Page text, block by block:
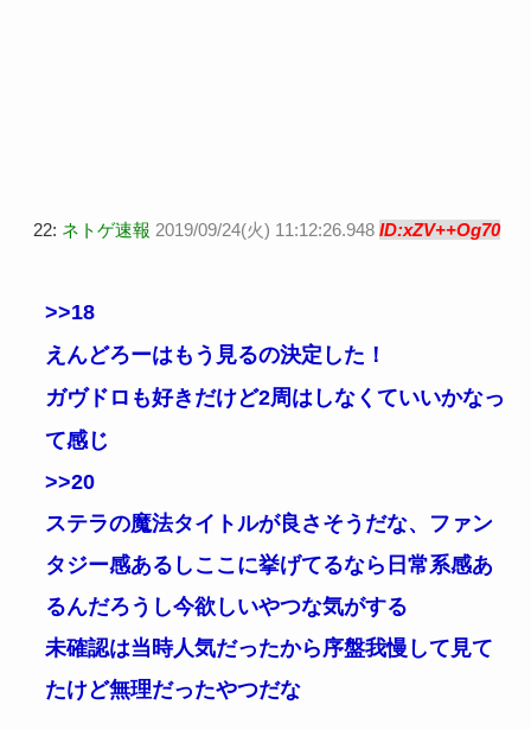
22: ネトゲ速報 2019/09/24(火) 11:12:26.948 ID:xZV++Og70
>>18
えんどろーはもう見るの決定した！
ガヴドロも好きだけど2周はしなくていいかなっ
て感じ
>>20
ステラの魔法タイトルが良さそうだな、ファン
タジー感あるしここに挙げてるなら日常系感あ
るんだろうし今欲しいやつな気がする
未確認は当時人気だったから序盤我慢して見て
たけど無理だったやつだな